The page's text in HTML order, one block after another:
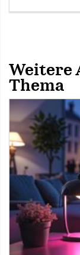
Weitere
Thema